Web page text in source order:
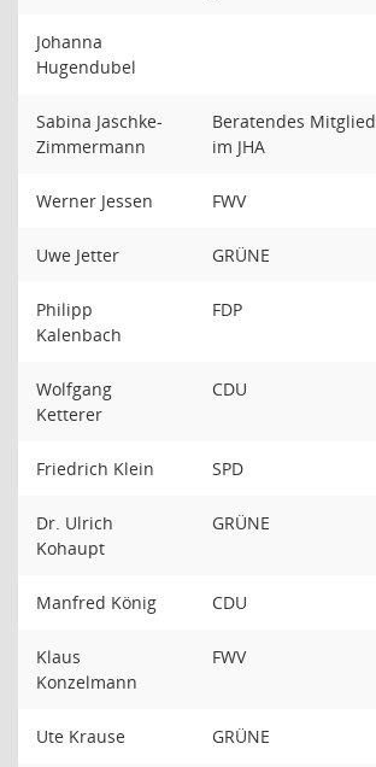
Johanna
Hugendubel
Sabina Jaschke-
Zimmermann
Beratendes Mitglied
im JHA
Werner Jessen FWV
Uwe Jetter GRÜNE
Philipp
Kalenbach
FDP
Wolfgang
Ketterer
CDU
Friedrich Klein SPD
Dr. Ulrich
Kohaupt
GRÜNE
Manfred König CDU
Klaus
Konzelmann
FWV
Ute Krause GRÜNE